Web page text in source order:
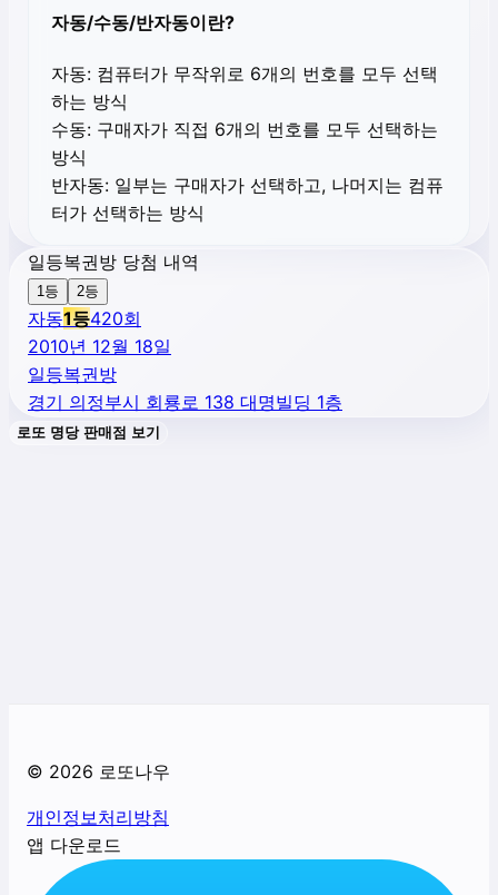
자동/수동/반자동이란?
자동: 컴퓨터가 무작위로 6개의 번호를 모두 선택
하는 방식
수동: 구매자가 직접 6개의 번호를 모두 선택하는
방식
반자동: 일부는 구매자가 선택하고, 나머지는 컴퓨
터가 선택하는 방식
일등복권방 당첨 내역
1등 2등
자동1등420회
2010년 12월 18일
일등복권방
경기 의정부시 회룡로 138 대명빌딩 1층
로또 명당 판매점 보기
© 2026 로또나우
개인정보처리방침
앱 다운로드